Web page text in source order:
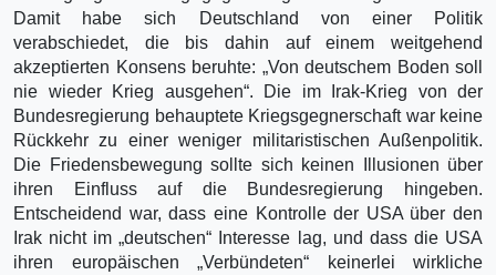
Damit habe sich Deutschland von einer Politik
verabschiedet, die bis dahin auf einem weitgehend
akzeptierten Konsens beruhte: „Von deutschem Boden soll
nie wieder Krieg ausgehen“. Die im Irak-Krieg von der
Bundesregierung behauptete Kriegsgegnerschaft war keine
Rückkehr zu einer weniger militaristischen Außenpolitik.
Die Friedensbewegung sollte sich keinen Illusionen über
ihren Einfluss auf die Bundesregierung hingeben.
Entscheidend war, dass eine Kontrolle der USA über den
Irak nicht im „deutschen“ Interesse lag, und dass die USA
ihren europäischen „Verbündeten“ keinerlei wirkliche